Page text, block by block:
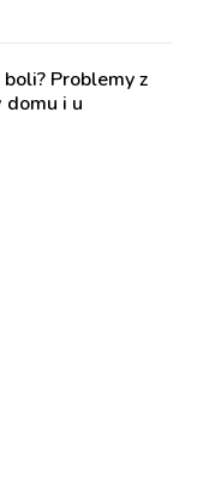
Problemy z
i u